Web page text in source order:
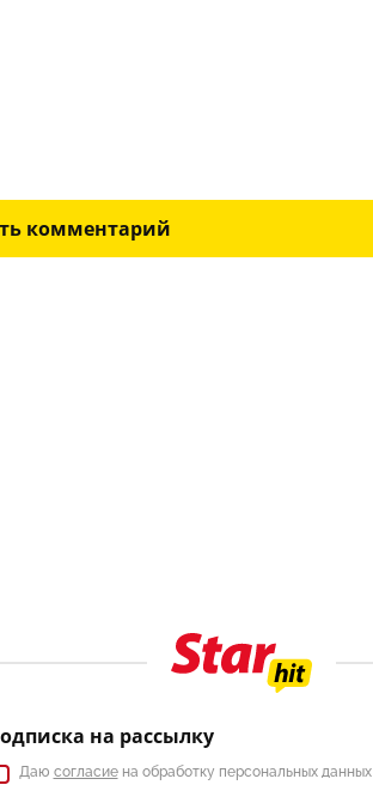
комментарий
на рассылку
Даю согласиена обработку персональных данных